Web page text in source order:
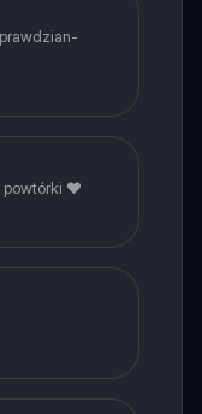
powtórki ❤️